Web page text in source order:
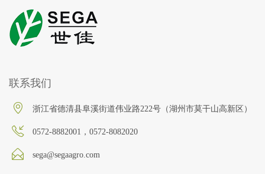
联系我们
浙江省德清县阜溪街道伟业路222号（湖州市莫干山高新区）
0572-8882001，0572-8082020
sega@segaagro.com